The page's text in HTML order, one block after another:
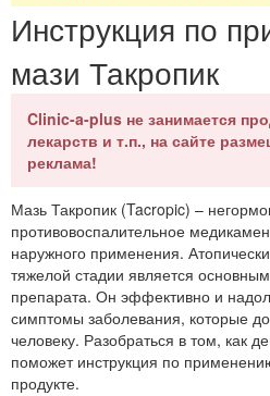
Инструкция по
мази Такропик
Clinic-a-plus не занимается
лекарств и т.п., на сайте
реклама!
Мазь Такропик (Tacropic) –
противовоспалительное
наружного применения.
тяжелой стадии является
препарата. Он эффективно и
симптомы заболевания, которые
человеку. Разобраться в том, как
поможет инструкция по
продукте.